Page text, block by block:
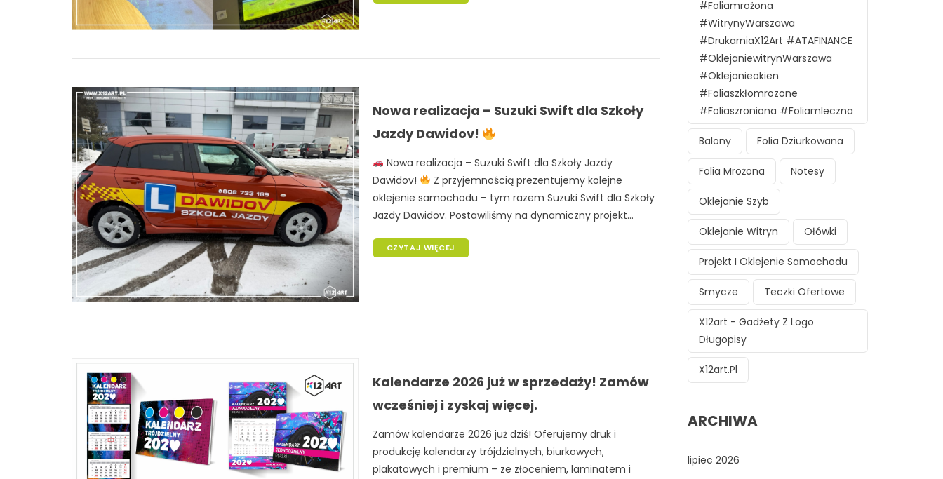
Nowa realizacja – Suzuki Swift dla Szkoły
Jazdy Dawidov!
Nowa realizacja – Suzuki Swift dla Szkoły Jazdy
Dawidov!
Z przyjemnością prezentujemy kolejne
oklejenie samochodu – tym razem Suzuki Swift dla Szkoły
Jazdy Dawidov. Postawiliśmy na dynamiczny projekt...
CZYTAJ WIĘCEJ
Kalendarze 2026 już w sprzedaży! Zamów
wcześniej i zyskaj więcej.
Zamów kalendarze 2026 już dziś! Oferujemy druk i
produkcję kalendarzy trójdzielnych, biurkowych,
plakatowych i premium – ze złoceniem, laminatem i
#foliamrożona
#witrynyWarszawa
#DrukarniaX12Art #ATAFINANCE
#oklejaniewitrynWarszawa
#oklejanieokien
#foliaszkłomrozone
#foliaszroniona #foliamleczna
Balony Folia Dziurkowana
Folia Mrożona Notesy
Oklejanie Szyb
Oklejanie Witryn Ołówki
Projekt I Oklejenie Samochodu
Smycze Teczki Ofertowe
X12art - Gadżety Z Logo
Długopisy
X12art.pl
ARCHIWA
lipiec 2026